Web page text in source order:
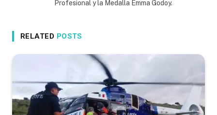
Profesional y la Medalla Emma Godoy.
RELATED POSTS